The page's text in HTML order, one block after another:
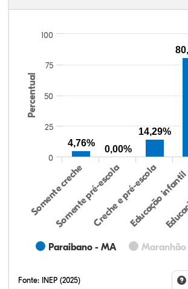
Percentual
Paraibano - MA Maranhão
Somente creche
Somente pré-escolaCreche e pré-escola
Educação
0
100
25
50
75
4,76%
0,00%
14,29%
Fonte: INEP (2025)